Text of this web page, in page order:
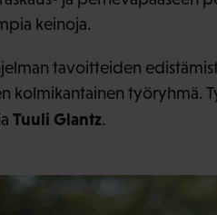
keinoja.
tavoitteiden
kolmikantainen työryhmä.
Tuuli Glantz.